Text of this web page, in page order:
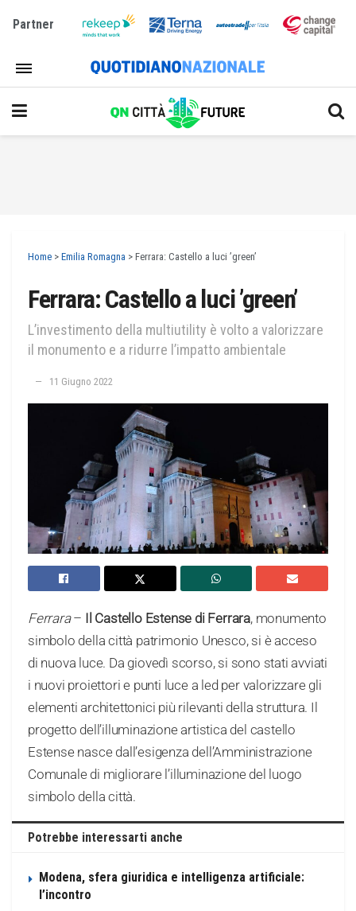
Partner
Home > Emilia Romagna > Ferrara: Castello a luci ’green’
Ferrara: Castello a luci ’green’
L’investimento della multiutility è volto a valorizzare
il monumento e a ridurre l’impatto ambientale
11 Giugno 2022
Ferrara– Il Castello Estense di Ferrara, monumento
simbolo della città patrimonio Unesco, si è acceso
di nuova luce. Da giovedì scorso, si sono stati avviati
i nuovi proiettori e punti luce a led per valorizzare gli
elementi architettonici più rilevanti della struttura. Il
progetto dell’illuminazione artistica del castello
Estense nasce dall’esigenza dell’Amministrazione
Comunale di migliorare l’illuminazione del luogo
simbolo della città.
Potrebbe interessarti anche
Modena, sfera giuridica e intelligenza artificiale:
l’incontro